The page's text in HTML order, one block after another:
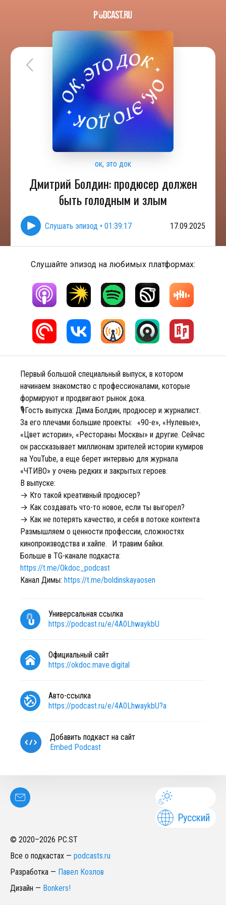
ок, это док
Дмитрий Болдин: продюсер должен
быть голодным и злым
Слушать эпизод • 01:39:17 17.09.2025
Слушайте эпизод на любимых платформах:
Первый большой специальный выпуск, в котором
начинаем знакомство с профессионалами, которые
формируют и продвигают рынок дока.
🎙️Гость выпуска: Дима Болдин, продюсер и журналист.
За его плечами большие проекты: «90-е», «Нулевые»,
«Цвет истории», «Рестораны Москвы» и другие. Сейчас
он рассказывает миллионам зрителей истории кумиров
на YouTube, а еще берет интервью для журнала
«ЧТИВО» у очень редких и закрытых героев.
В выпуске:
→ Кто такой креативный продюсер?
→ Как создавать что-то новое, если ты выгорел?
→ Как не потерять качество, и себя в потоке контента
Размышляем о ценности профессии, сложностях
кинопроизводства и хайпе. И травим байки.
Больше в TG-канале подкаста:
https://t.me/Okdoc_podcast
Канал Димы: https://t.me/boldinskayaosen
Универсальная ссылка
https://podcast.ru/e/4A0LhwaykbU
Официальный сайт
https://okdoc.mave.digital
Авто-ссылка
https://podcast.ru/e/4A0LhwaykbU?a
Добавить подкаст на сайт
Embed Podcast
Русский
© 2020–2026 PC.ST
Все о подкастах — podcasts.ru
Разработка — Павел Козлов
Дизайн — Bonkers!